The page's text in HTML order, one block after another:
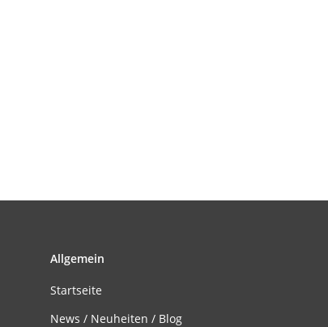
Allgemein
Startseite
News / Neuheiten / Blog